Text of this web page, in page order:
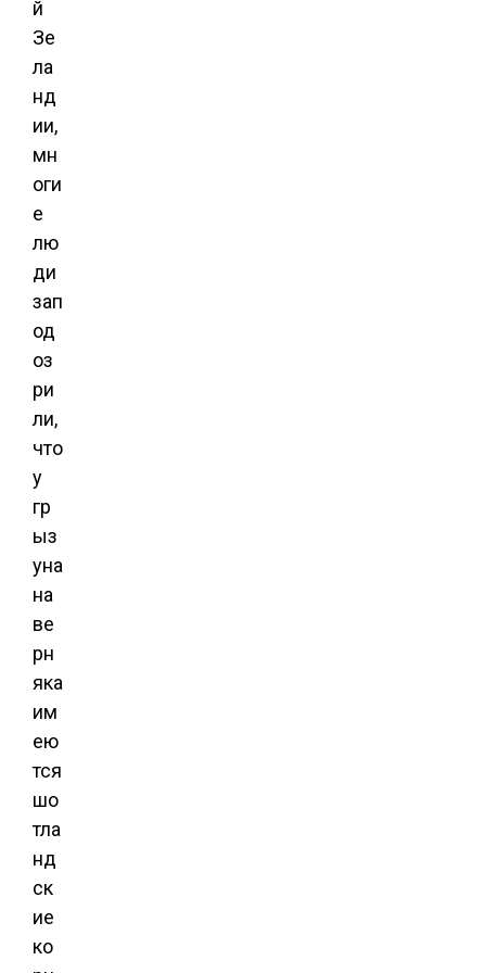
й
Зе
ла
нд
ии,
мн
оги
е
лю
ди
зап
од
оз
ри
ли,
что
у
гр
ыз
уна
на
ве
рн
яка
им
ею
тся
шо
тла
нд
ск
ие
ко